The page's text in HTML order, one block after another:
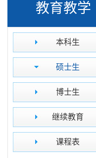
教育教学
本科生
硕士生
博士生
继续教育
课程表